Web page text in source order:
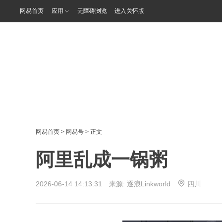
网易首页 应用 无障碍浏览 进入关怀版
网易首页 > 网易号 > 正文
阿里乱成一锅粥
2026-06-14 14:13:31 来源: 逐浪Linkworld 四川